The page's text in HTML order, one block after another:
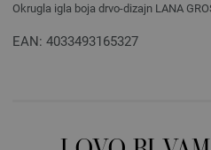
Okrugla igla boja drvo-dizajn LANA
EAN: 4033493165327